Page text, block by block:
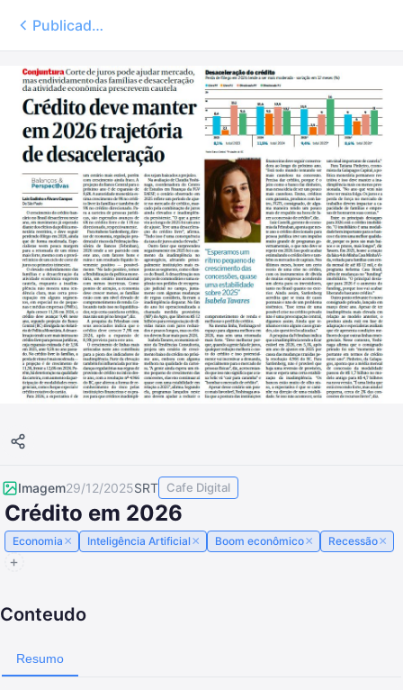
Publicados
Imagem29/12/2025SRT Cafe Digital
Crédito em 2026
Economia × Inteligência Artificial × Boom econômico× Recessão×
Conteudo
Resumo